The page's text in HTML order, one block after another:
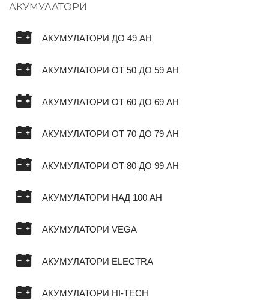
АКУМУЛАТОРИ
АКУМУЛАТОРИ ДО 49 AH
АКУМУЛАТОРИ ОТ 50 ДО 59 AH
АКУМУЛАТОРИ ОТ 60 ДО 69 AH
АКУМУЛАТОРИ ОТ 70 ДО 79 AH
АКУМУЛАТОРИ ОТ 80 ДО 99 AH
АКУМУЛАТОРИ НАД 100 AH
АКУМУЛАТОРИ VEGA
АКУМУЛАТОРИ ELECTRA
АКУМУЛАТОРИ HI-TECH